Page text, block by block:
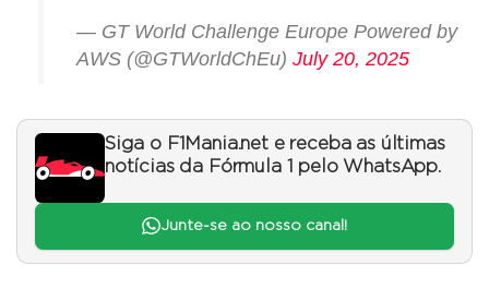
— GT World Challenge Europe Powered by
AWS (@GTWorldChEu) July 20, 2025
Siga o F1Mania.net e receba as últimas
notícias da Fórmula 1 pelo WhatsApp.
Junte-se ao nosso canal!